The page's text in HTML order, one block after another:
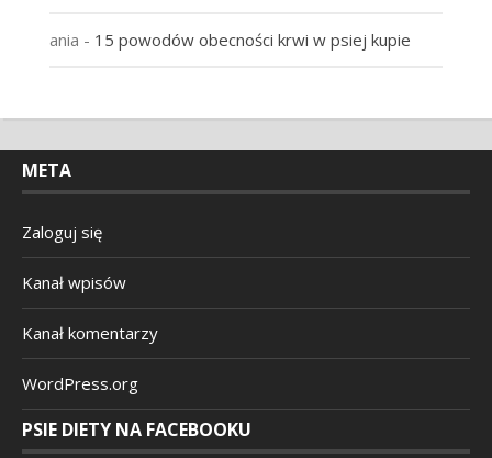
ania - 15 powodów obecności krwi w psiej kupie
META
Zaloguj się
Kanał wpisów
Kanał komentarzy
WordPress.org
PSIE DIETY NA FACEBOOKU